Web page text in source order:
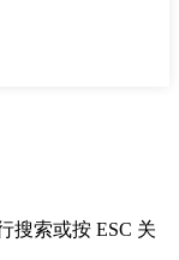
搜索或按 ESC 关